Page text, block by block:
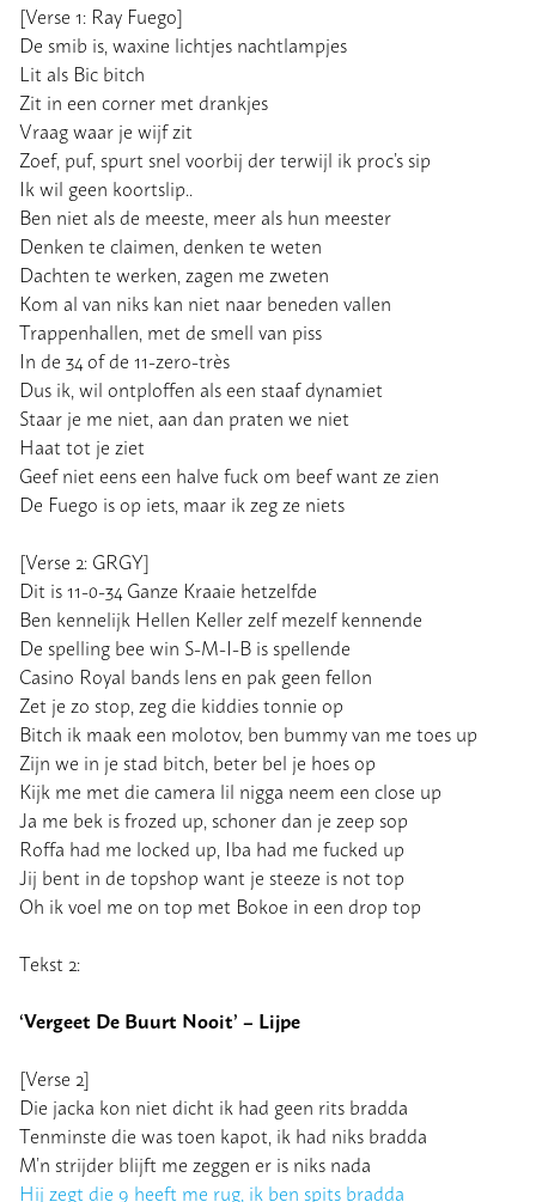
[Verse 1: Ray Fuego]
De smib is, waxine lichtjes nachtlampjes
Lit als Bic bitch
Zit in een corner met drankjes
Vraag waar je wijf zit
Zoef, puf, spurt snel voorbij der terwijl ik proc’s sip
Ik wil geen koortslip..
Ben niet als de meeste, meer als hun meester
Denken te claimen, denken te weten
Dachten te werken, zagen me zweten
Kom al van niks kan niet naar beneden vallen
Trappenhallen, met de smell van piss
In de 34 of de 11-zero-très
Dus ik, wil ontploffen als een staaf dynamiet
Staar je me niet, aan dan praten we niet
Haat tot je ziet
Geef niet eens een halve fuck om beef want ze zien
De Fuego is op iets, maar ik zeg ze niets
[Verse 2: GRGY]
Dit is 11-0-34 Ganze Kraaie hetzelfde
Ben kennelijk Hellen Keller zelf mezelf kennende
De spelling bee win S-M-I-B is spellende
Casino Royal bands lens en pak geen fellon
Zet je zo stop, zeg die kiddies tonnie op
Bitch ik maak een molotov, ben bummy van me toes up
Zijn we in je stad bitch, beter bel je hoes op
Kijk me met die camera lil nigga neem een close up
Ja me bek is frozed up, schoner dan je zeep sop
Roffa had me locked up, Iba had me fucked up
Jij bent in de topshop want je steeze is not top
Oh ik voel me on top met Bokoe in een drop top
Tekst 2:
‘Vergeet De Buurt Nooit’ – Lijpe
[Verse 2]
Die jacka kon niet dicht ik had geen rits bradda
Tenminste die was toen kapot, ik had niks bradda
M’n strijder blijft me zeggen er is niks nada
Hij zegt die 9 heeft me rug, ik ben spits bradda